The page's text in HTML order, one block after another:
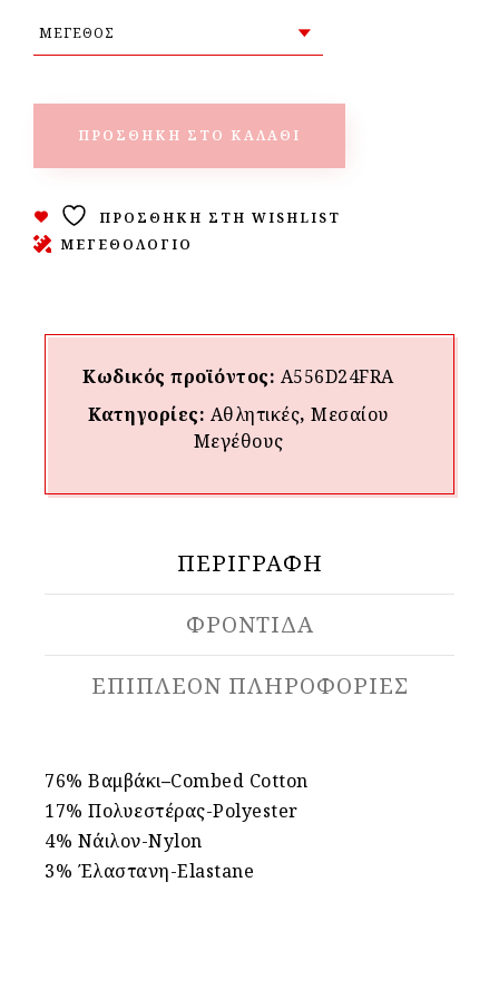
ΠΡΟΣΘΉΚΗ ΣΤΟ ΚΑΛΆΘΙ
ΠΡΟΣΘΉΚΗ ΣΤΗ WISHLIST
ΜΕΓΕΘΟΛΟΓΙΟ
Κωδικός προϊόντος: A556D24FRA
Κατηγορίες: Αθλητικές, Μεσαίου
Mεγέθους
ΠΕΡΙΓΡΑΦΉ
ΦΡΟΝΤΙΔΑ
ΕΠΙΠΛΈΟΝ ΠΛΗΡΟΦΟΡΊΕΣ
76% Βαμβάκι–Combed Cotton
17% Πολυεστέρας-Polyester
4% Νάιλον-Nylon
3% Έλαστανη-Elastane